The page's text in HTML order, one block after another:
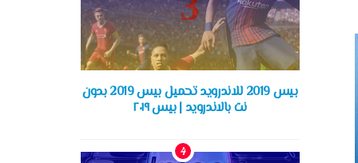
بيس 2019 للاندرويد تحميل بيس 2019 بدون
نت بالاندرويد | بيس ٢٠١٩